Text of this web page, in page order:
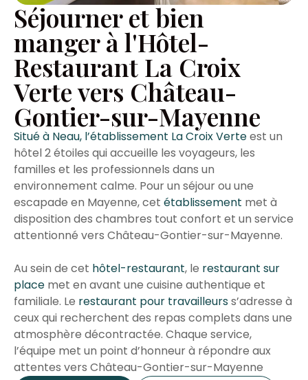
Séjourner et bien
manger à l'Hôtel-
Restaurant La Croix
Verte vers Château-
Gontier-sur-Mayenne
Situé à Neau, l’établissement La Croix Verteest un
hôtel 2 étoiles qui accueille les voyageurs, les
familles et les professionnels dans un
environnement calme. Pour un séjour ou une
escapade en Mayenne, cet établissement met à
disposition des chambres tout confort et un service
attentionné vers Château-Gontier-sur-Mayenne.
Au sein de cet hôtel-restaurant, le restaurant sur
place met en avant une cuisine authentique et
familiale. Le restaurant pour travailleurss’adresse à
ceux qui recherchent des repas complets dans une
atmosphère décontractée. Chaque service,
l’équipe met un point d’honneur à répondre aux
attentes vers Château-Gontier-sur-Mayenne